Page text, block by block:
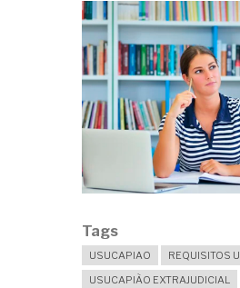
Tags
USUCAPIAO
REQUISITOS
USUCAPIÃO EXTRAJUDICIAL